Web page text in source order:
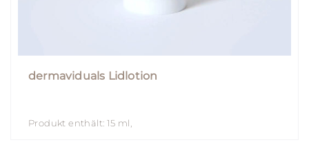
dermaviduals Lidlotion
Produkt enthält: 15 ml